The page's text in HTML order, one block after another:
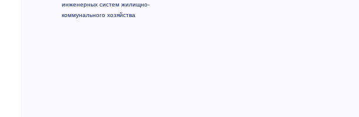
инженерных систем жилищно-
коммунального хозяйства